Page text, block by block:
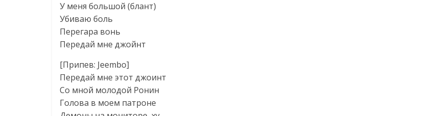
У меня большой (блант)
Убиваю боль
Перегара вонь
Передай мне джойнт
[Припев: Jeembo]
Передай мне этот джоинт
Со мной молодой Ронин
Голова в моем патроне